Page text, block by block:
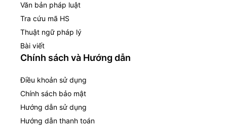
Văn bản pháp luật
Tra cứu mã HS
Thuật ngữ pháp lý
Bài viết
Chính sách và Hướng dẫn
Điều khoản sử dụng
Chính sách bảo mật
Hướng dẫn sử dụng
Hướng dẫn thanh toán